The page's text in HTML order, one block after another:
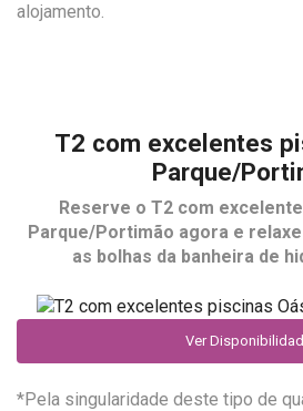
alojamento.
T2 com excelentes
Parque/
Reserve o T2 com
Parque/Portimão agora e
as bolhas da banheira de
Ver
*Pela singularidade deste tipo de